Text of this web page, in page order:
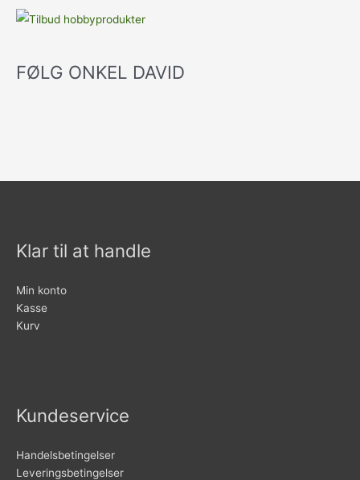
FØLG ONKEL DAVID
Klar til at handle
Min konto
Kasse
Kurv
Kundeservice
Handelsbetingelser
Leveringsbetingelser